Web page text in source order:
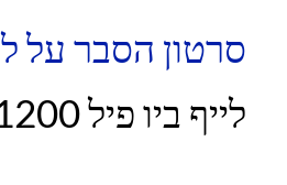
סרטון הסבר על
לייף ביו פיל 1200 מ"ל